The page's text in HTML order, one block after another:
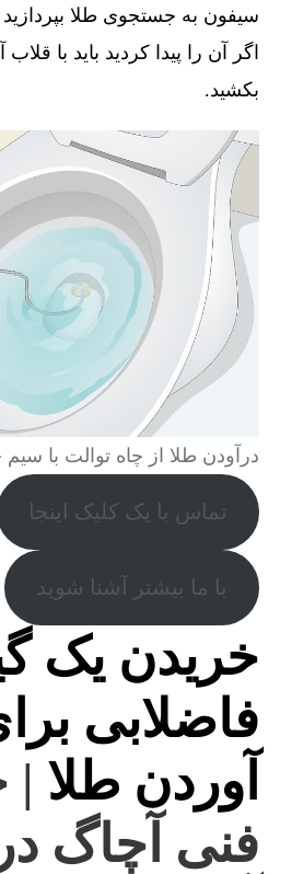
سیفون به جستجوی طلا بپردازید
اگر آن را پیدا کردید باید با
بکشید.
درآودن طلا از چاه توالت با سیم
تماس با یک کلیک اینجا
با ما بیشتر آشنا شوید
خریدن یک
فاضلابی
آوردن طلا |
فنی آچاگ